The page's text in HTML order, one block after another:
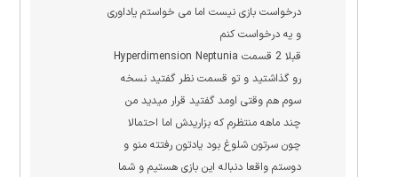
درخواست بازی نیست اما می خواستم یاداوری
و یه درخواست کنم
قبلا 2 قسمت Hyperdimension Neptunia
رو گذاشتید و تو قسمت نظر گفتید نسخه
سوم هم وقتی اومد گفتید قرار میدید من
چند ماهه منتظرم که بزاریدش اما احتمالا
چون سرتون شلوغ بود یادتون رفتته منو و
دوستم واقعا دنباله این بازی هستیم و شما